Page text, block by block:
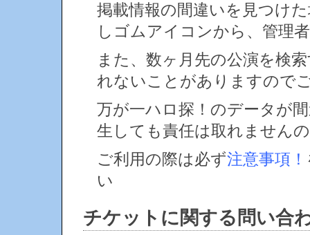
掲載情報の間違いを見つけ
しゴムアイコンから、管理
また、数ヶ月先の公演を検
れないことがありますので
万が一ハロ探！のデータが
生しても責任は取れません
ご利用の際は必ず注意事項！
い
チケットに関する問い合